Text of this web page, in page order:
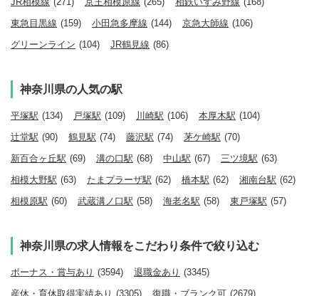
東急目黒線 (159) 小田急多摩線 (144) 京急大師線 (106)
グリーンライン (104) JR鶴見線 (86)
神奈川県の人気の駅
平塚駅 (134) 戸塚駅 (109) 川崎駅 (106) 本厚木駅 (104)
辻堂駅 (90) 鶴見駅 (74) 藤沢駅 (74) 茅ケ崎駅 (70)
新百合ヶ丘駅 (69) 溝の口駅 (68) 中山駅 (67) 三ツ境駅 (63)
相模大野駅 (63) たまプラーザ駅 (62) 橋本駅 (62) 湘南台駅 (62)
相模原駅 (60) 武蔵溝ノ口駅 (58) 海老名駅 (58) 東戸塚駅 (57)
神奈川県の求人情報をこだわり条件で絞り込む
ボーナス・賞与あり (3594) 退職金あり (3345)
産休・育休取得実績あり (3305) 復職・ブランク可 (2679)